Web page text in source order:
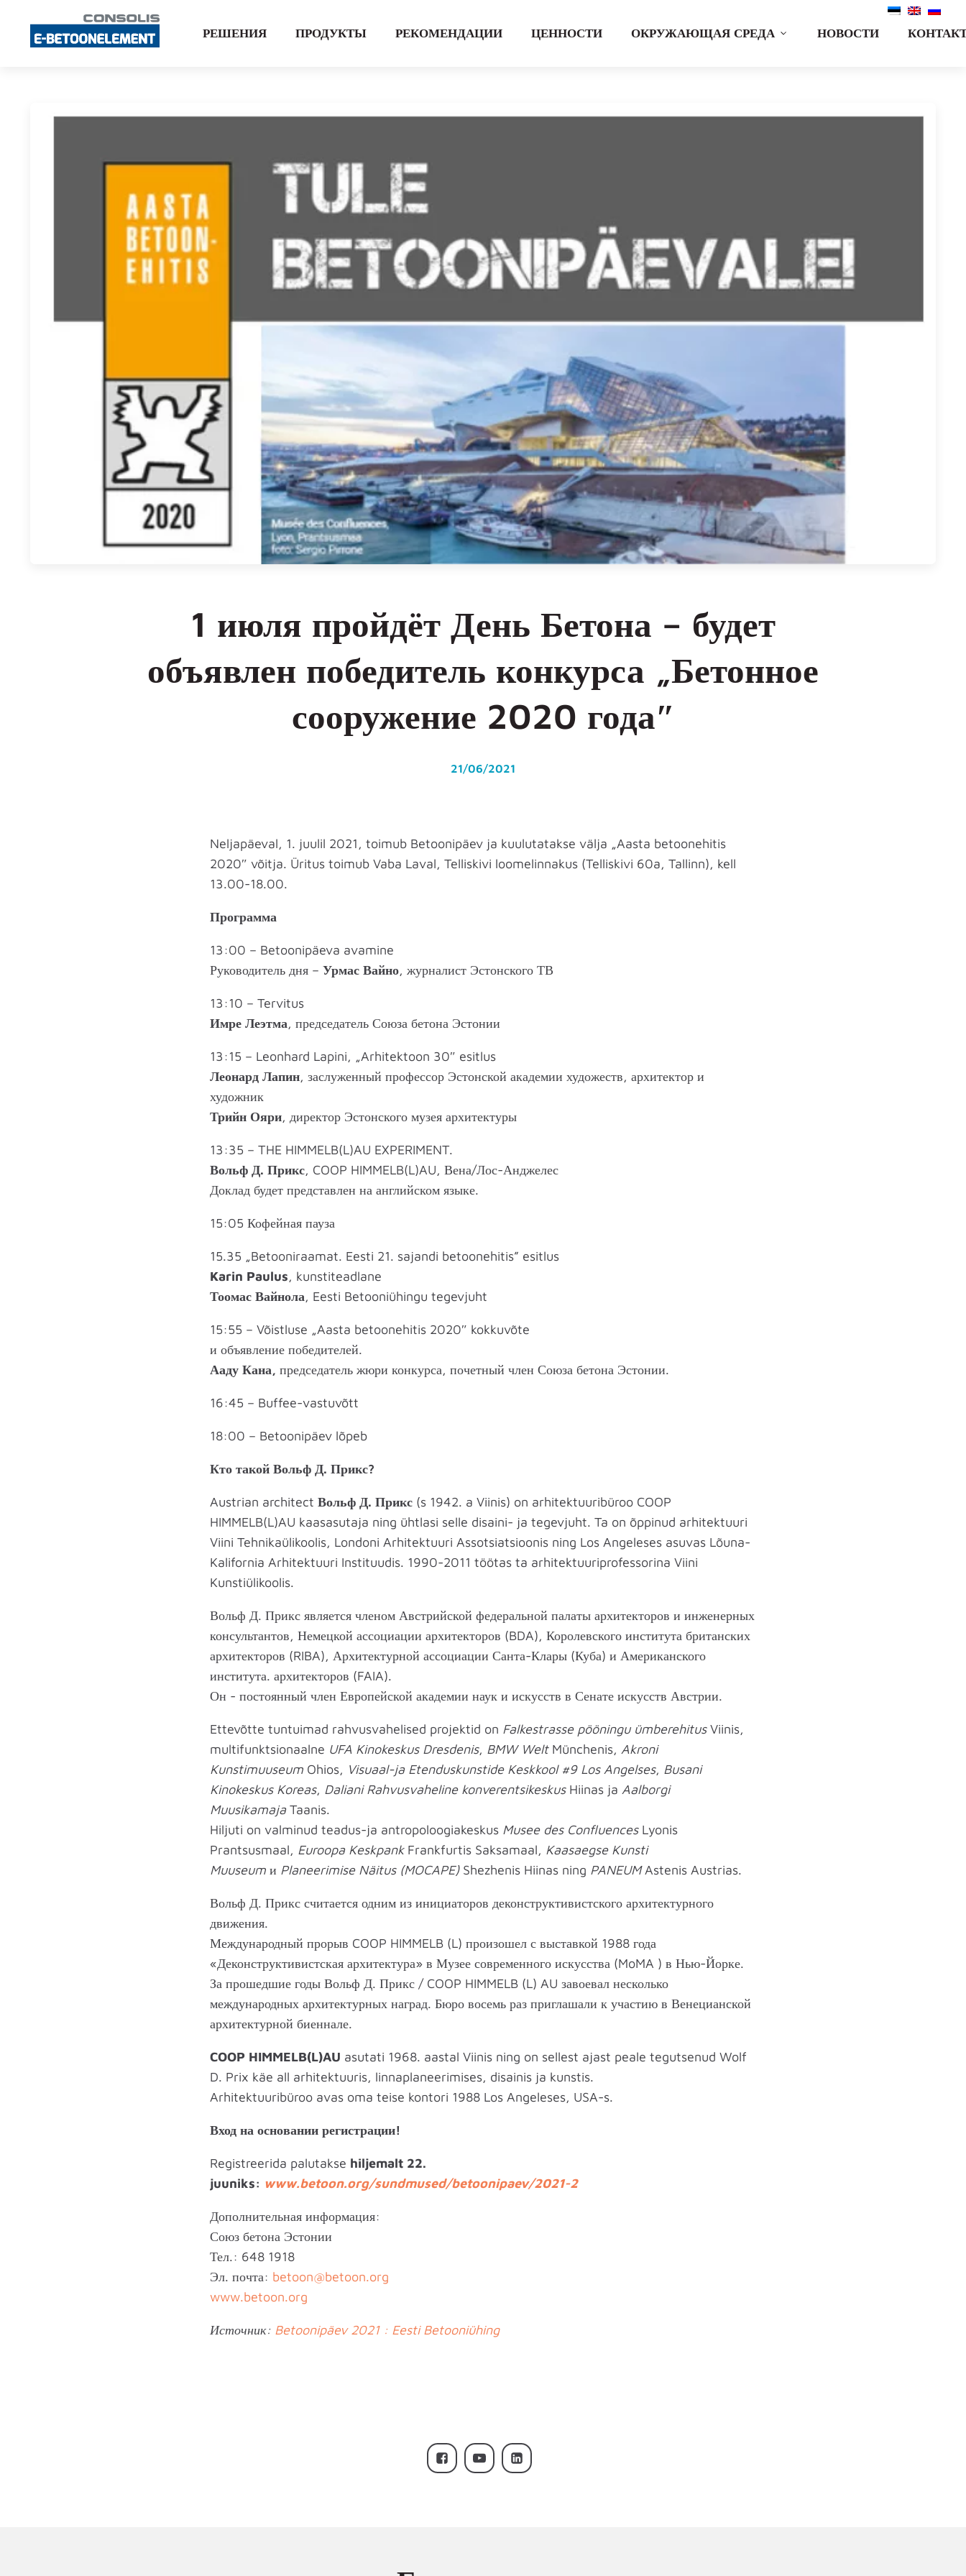
РЕШЕНИЯ ПРОДУКТЫ РЕКОМЕНДАЦИИ ЦЕННОСТИ ОКРУЖАЮЩАЯ СРЕДА НОВОСТИ
1 июля пройдёт День Бетона – будет
объявлен победитель конкурса „Бетонное
сооружение 2020 года″
21/06/2021
Neljapäeval, 1. juulil 2021, toimub Betoonipäev ja kuulutatakse välja „Aasta betoonehitis
2020″ võitja. Üritus toimub Vaba Laval, Telliskivi loomelinnakus (Telliskivi 60a, Tallinn), kell
13.00-18.00.
Программа
13:00 – Betoonipäeva avamine
Руководитель дня – Урмас Вайно, журналист Эстонского ТВ
13:10 – Tervitus
Имре Леэтма, председатель Союза бетона Эстонии
13:15 – Leonhard Lapini, „Arhitektoon 30″ esitlus
Леонард Лапин, заслуженный профессор Эстонской академии художеств, архитектор и
художник
Трийн Ояри, директор Эстонского музея архитектуры
13:35 – THE HIMMELB(L)AU EXPERIMENT.
Вольф Д. Прикс, COOP HIMMELB(L)AU, Вена/Лос-Анджелес
Доклад будет представлен на английском языке.
15:05 Кофейная пауза
15.35 „Betooniraamat. Eesti 21. sajandi betoonehitis” esitlus
Karin Paulus, kunstiteadlane
Тоомас Вайнола, Eesti Betooniühingu tegevjuht
15:55 – Võistluse „Aasta betoonehitis 2020″ kokkuvõte
и объявление победителей.
Ааду Кана, председатель жюри конкурса, почетный член Союза бетона Эстонии.
16:45 – Buffee-vastuvõtt
18:00 – Betoonipäev lõpeb
Кто такой Вольф Д. Прикс?
Austrian architect Вольф Д. Прикс (s 1942. a Viinis) on arhitektuuribüroo COOP
HIMMELB(L)AU kaasasutaja ning ühtlasi selle disaini- ja tegevjuht. Ta on õppinud arhitektuuri
Viini Tehnikaülikoolis, Londoni Arhitektuuri Assotsiatsioonis ning Los Angeleses asuvas Lõuna-
Kalifornia Arhitektuuri Instituudis. 1990-2011 töötas ta arhitektuuriprofessorina Viini
Kunstiülikoolis.
Вольф Д. Прикс ​​является членом Австрийской федеральной палаты архитекторов и инженерных
консультантов, Немецкой ассоциации архитекторов (BDA), Королевского института британских
архитекторов (RIBA), Архитектурной ассоциации Санта-Клары (Куба) и Американского
института. архитекторов (FAIA).
Он - постоянный член Европейской академии наук и искусств в Сенате искусств Австрии.
Ettevõtte tuntuimad rahvusvahelised projektid on Falkestrasse pööningu ümberehitusViinis,
multifunktsionaalne UFA Kinokeskus Dresdenis, BMW WeltMünchenis, Akroni
Kunstimuuseum Ohios, Visuaal-ja Etenduskunstide Keskkool #9 Los Angelses, Busani
Kinokeskus Koreas, Daliani Rahvusvaheline konverentsikeskusHiinas ja Aalborgi
MuusikamajaTaanis.
Hiljuti on valminud teadus-ja antropoloogiakeskus Musee des ConfluencesLyonis
Prantsusmaal, Euroopa KeskpankFrankfurtis Saksamaal, Kaasaegse Kunsti
Muuseum и Planeerimise Näitus (MOCAPE)Shezhenis Hiinas ning PANEUMAstenis Austrias.
Вольф Д. Прикс считается одним из инициаторов деконструктивистского архитектурного
движения.
Международный прорыв COOP HIMMELB (L) произошел с выставкой 1988 года
«Деконструктивистская архитектура» в Музее современного искусства (MoMA ) в Нью-Йорке.
За прошедшие годы Вольф Д. Прикс / COOP HIMMELB (L) AU завоевал несколько
международных архитектурных наград. Бюро восемь раз приглашали к участию в Венецианской
архитектурной биеннале.
COOP HIMMELB(L)AU asutati 1968. aastal Viinis ning on sellest ajast peale tegutsenud Wolf
D. Prix käe all arhitektuuris, linnaplaneerimises, disainis ja kunstis.
Arhitektuuribüroo avas oma teise kontori 1988 Los Angeleses, USA-s.
Вход на основании регистрации!
Registreerida palutakse hiljemalt 22.
juuniks: www.betoon.org/sundmused/betoonipaev/2021-2
Дополнительная информация:
Союз бетона Эстонии
Тел.: 648 1918
Эл. почта: betoon@betoon.org
www.betoon.org
Источник: Betoonipäev 2021 : Eesti Betooniühing